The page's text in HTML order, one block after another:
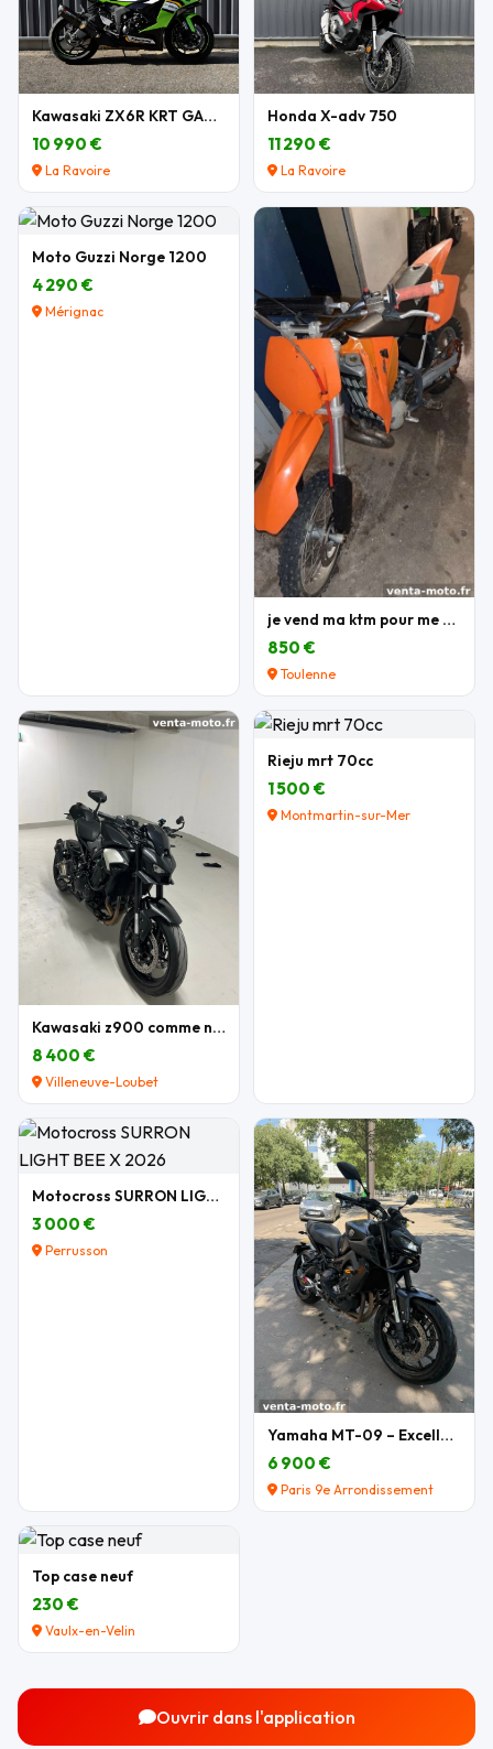
Kawasaki ZX6R KRT GARANTIE
10 990 €
La Ravoire
Honda X-adv 750
11 290 €
La Ravoire
Moto Guzzi Norge 1200
4 290 €
Mérignac
je vend ma ktm pour me acheter une autre moto
850 €
Toulenne
Kawasaki z900 comme neuve
8 400 €
Villeneuve-Loubet
Rieju mrt 70cc
1 500 €
Montmartin-sur-Mer
Motocross SURRON LIGHT BEE X 2026
3 000 €
Perrusson
Yamaha MT-09 – Excellent état – Nombreux équipemen
6 900 €
Paris 9e Arrondissement
Top case neuf
230 €
Vaulx-en-Velin
Ouvrir dans l'application